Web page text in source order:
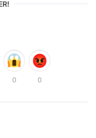
0 0